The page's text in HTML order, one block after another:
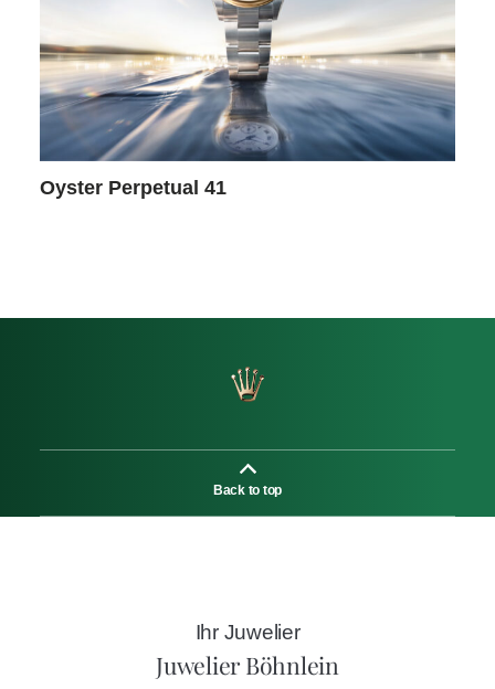
Oyster Perpetual 41
Back to top
Ihr Juwelier
Juwelier Böhnlein